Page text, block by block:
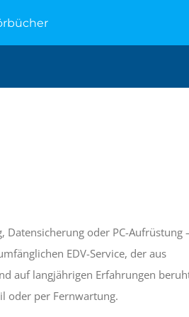
oder PC-Aufrüstung
EDV-Service, der aus
auf langjährigen Erfahrungen
oder per Fernwartung.